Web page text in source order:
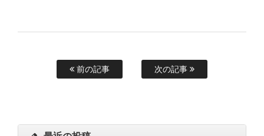
前の記事 次の記事